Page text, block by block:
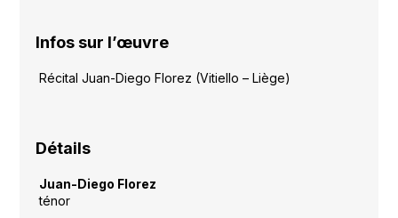
Infos sur l’œuvre
Récital Juan-Diego Florez (Vitiello – Liège)
Détails
Juan-Diego Florez
ténor